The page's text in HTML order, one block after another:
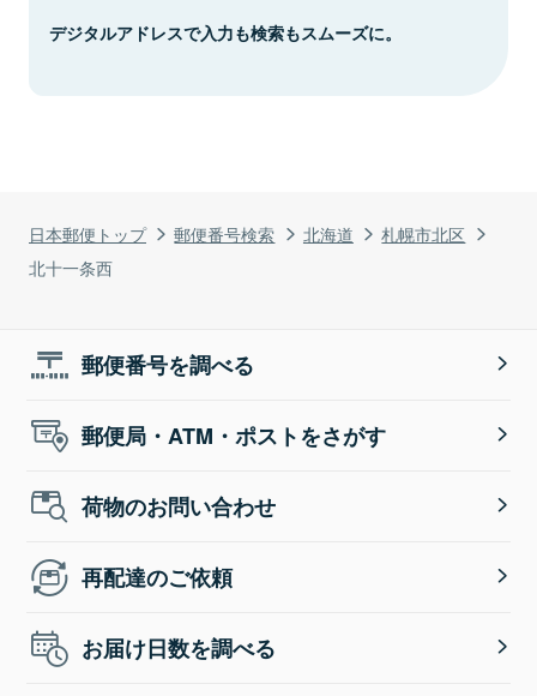
日本郵便トップ 郵便番号検索 北海道
札幌市北区
北十一条西
デジタルアドレスで入力も検索もスムーズに。
郵便番号を調べる
郵便局・ATM・ポストをさがす
荷物のお問い合わせ
再配達のご依頼
お届け日数を調べる